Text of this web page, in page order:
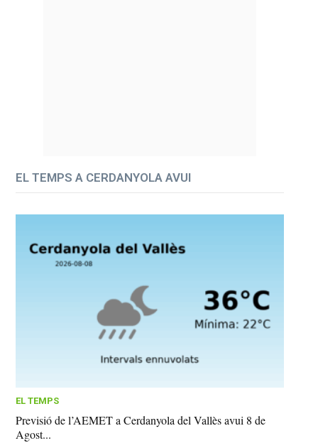
EL TEMPS A CERDANYOLA AVUI
EL TEMPS
Previsió de l’AEMET a Cerdanyola del Vallès avui 8 de
Agost...